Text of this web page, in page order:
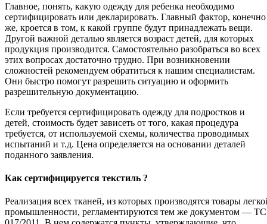
Главное, понять, какую одежду для ребенка необходимо
сертифицировать или декларировать. Главный фактор, конечно
же, кроется в том, к какой группе будут принадлежать вещи.
Другой важной деталью является возраст детей, для которых
продукция производится. Самостоятельно разобраться во всех
этих вопросах достаточно трудно. При возникновении
сложностей рекомендуем обратиться к нашим специалистам.
Они быстро помогут разрешить ситуацию и оформить
разрешительную документацию.
Если требуется сертифицировать одежду для подростков и
детей, стоимость будет зависеть от того, какая процедура
требуется, от используемой схемы, количества проводимых
испытаний и т.д. Цена определяется на основании деталей
поданного заявления.
Как сертифицируется текстиль ?
Реализация всех тканей, из которых производятся товары
промышленности, регламентируются тем же документом — ТС